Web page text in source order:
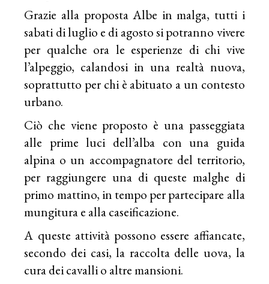
Grazie alla proposta Albe in malga, tutti i
sabati di luglio e di agosto si potranno vivere
per qualche ora le esperienze di chi vive
l’alpeggio, calandosi in una realtà nuova,
soprattutto per chi è abituato a un contesto
urbano.
Ciò che viene proposto è una passeggiata
alle prime luci dell’alba con una guida
alpina o un accompagnatore del territorio,
per raggiungere una di queste malghe di
primo mattino, in tempo per partecipare alla
mungitura e alla caseificazione.
A queste attività possono essere affiancate,
secondo dei casi, la raccolta delle uova, la
cura dei cavalli o altre mansioni.